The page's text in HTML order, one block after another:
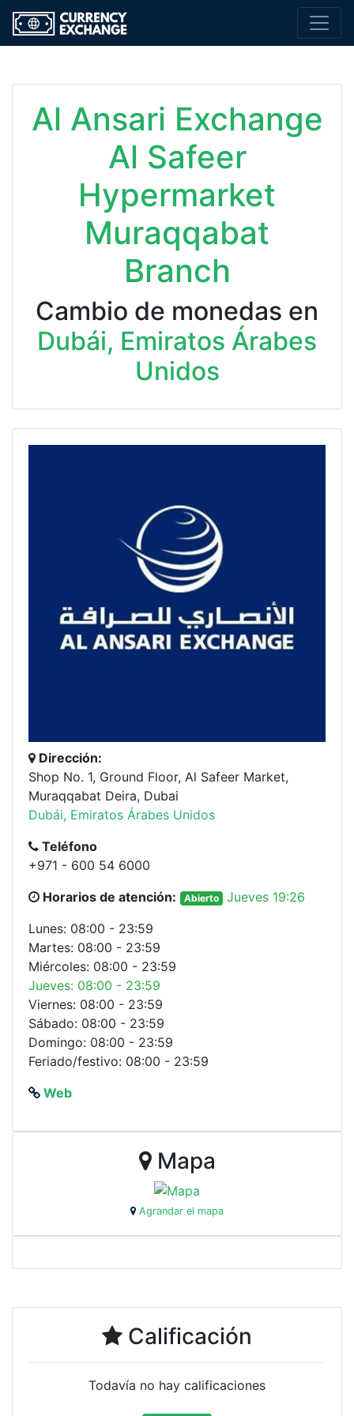
Al Ansari Exchange
Al Safeer
Hypermarket
Muraqqabat
Branch
Cambio de monedas en
Dubái, Emiratos Árabes
Unidos
Dirección:
Shop No. 1, Ground Floor, Al Safeer Market,
Muraqqabat Deira, Dubai
Dubái, Emiratos Árabes Unidos
Teléfono
+971 - 600 54 6000
Horarios de atención:
Abierto
Jueves 19:26
Lunes: 08:00 - 23:59
Martes: 08:00 - 23:59
Miércoles: 08:00 - 23:59
Jueves: 08:00 - 23:59
Viernes: 08:00 - 23:59
Sábado: 08:00 - 23:59
Domingo: 08:00 - 23:59
Feriado/festivo: 08:00 - 23:59
Web
Mapa
Agrandar el mapa
Calificación
Todavía no hay calificaciones